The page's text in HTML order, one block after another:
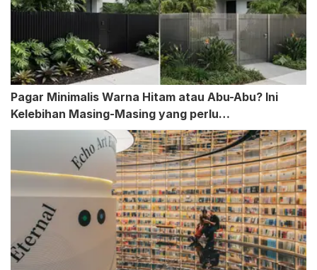
Pagar Minimalis Warna Hitam atau Abu-Abu? Ini
Kelebihan Masing-Masing yang perlu
Dipertimbangkan